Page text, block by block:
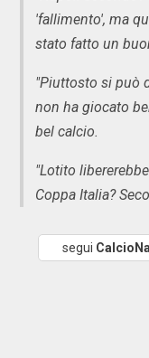
'fallimento', ma
stato fatto un
"Piuttosto si può
non ha giocato
bel calcio.
"Lotito
Coppa Italia?
segui